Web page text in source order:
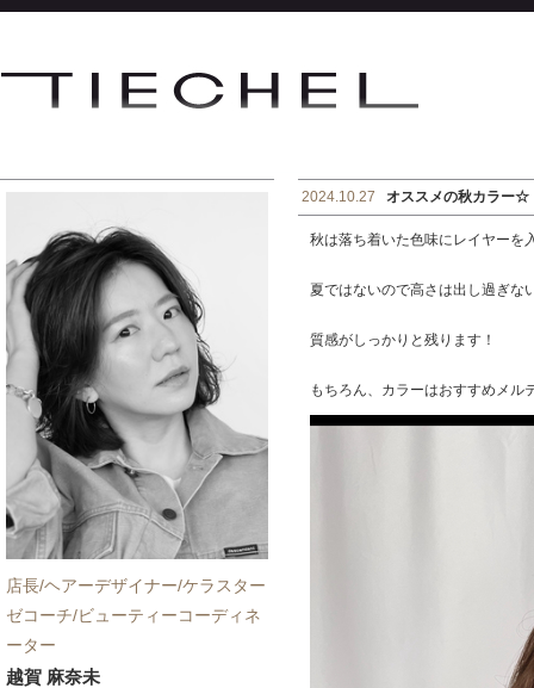
店長/ヘアーデザイナー/ケラスター
ゼコーチ/ビューティーコーディネ
ーター
越賀 麻奈未
2024.10.27 オススメの秋カラー☆
秋は落ち着いた色味にレイヤーを
夏ではないので高さは出し過ぎな
質感がしっかりと残ります！
もちろん、カラーはおすすめメル